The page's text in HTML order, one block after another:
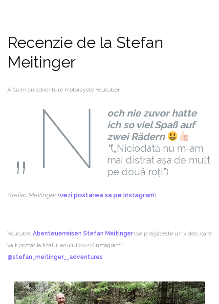
Recenzie de la Stefan
Meitinger
A German adventure motorcycle Youtuber.
„N
och nie zuvor hatte
ich so viel Spaß auf
zwei Rädern
”(„Niciodată nu m-am
mai distrat așa de mult
pe două roți”)
Stefan Meitinger(vezi postarea sa pe Instagram)
Youtube: Abenteuerreisen Stefan Meitinger(se pregătește un video, care
va fi postat la finalul anului 2022)Instagram:
@stefan_meitinger__adventures